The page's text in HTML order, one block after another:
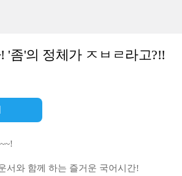
'좀'의 정체가 ㅈㅂㄹ라고?!!
서와 함께 하는 즐거운 국어시간!